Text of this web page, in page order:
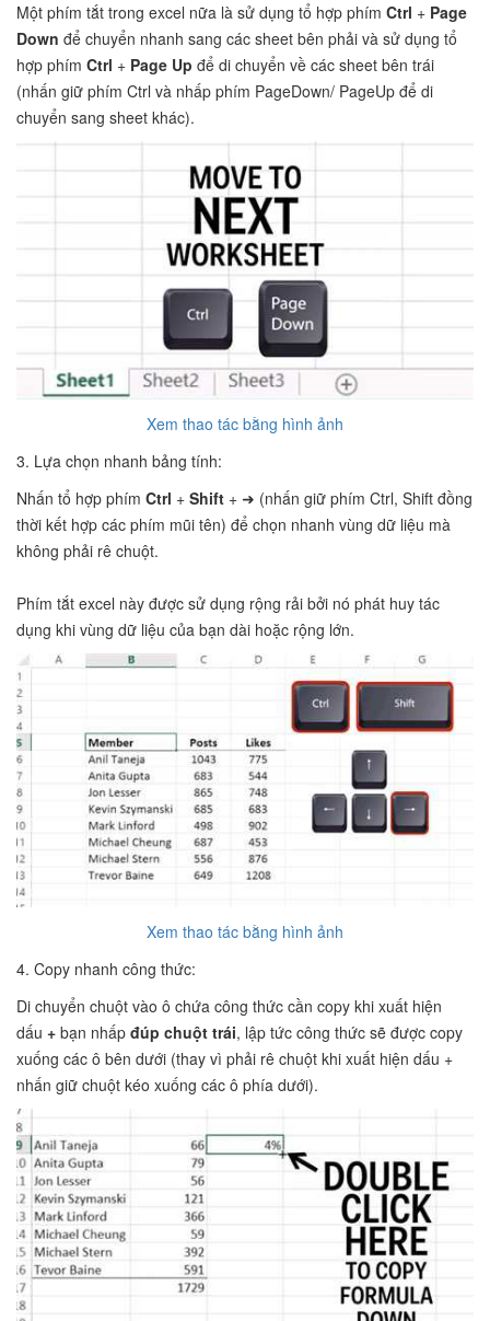
Một phím tắt trong excel nữa là sử dụng tổ hợp phím Ctrl + Page
Down để chuyển nhanh sang các sheet bên phải và sử dụng tổ
hợp phím Ctrl + Page Up để di chuyển về các sheet bên trái
(nhấn giữ phím Ctrl và nhấp phím PageDown/ PageUp để di
chuyển sang sheet khác).
Xem thao tác bằng hình ảnh
3. Lựa chọn nhanh bảng tính:
Nhấn tổ hợp phím Ctrl + Shift + ➜ (nhấn giữ phím Ctrl, Shift đồng
thời kết hợp các phím mũi tên) để chọn nhanh vùng dữ liệu mà
không phải rê chuột.
Phím tắt excel này được sử dụng rộng rải bởi nó phát huy tác
dụng khi vùng dữ liệu của bạn dài hoặc rộng lớn.
Xem thao tác bằng hình ảnh
4. Copy nhanh công thức:
Di chuyển chuột vào ô chứa công thức cần copy khi xuất hiện
dấu + bạn nhấp đúp chuột trái, lập tức công thức sẽ được copy
xuống các ô bên dưới (thay vì phải rê chuột khi xuất hiện dấu +
nhấn giữ chuột kéo xuống các ô phía dưới).